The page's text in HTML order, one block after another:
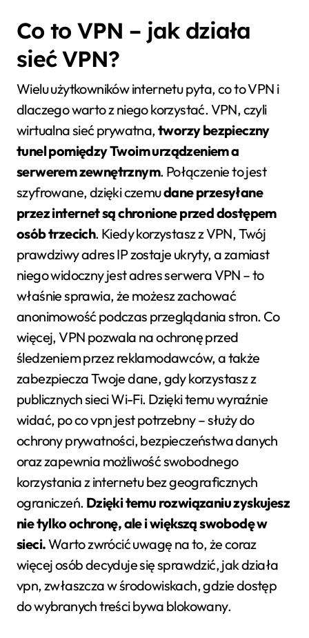
Co to VPN – jak działa
sieć VPN?
Wielu użytkowników internetu pyta, co to VPN i
dlaczego warto z niego korzystać. VPN, czyli
wirtualna sieć prywatna,tworzy bezpieczny
tunel pomiędzy Twoim urządzeniem a
serwerem zewnętrznym. Połączenie to jest
szyfrowane, dzięki czemudane przesyłane
przez internet są chronione przed dostępem
osób trzecich. Kiedy korzystasz z VPN, Twój
prawdziwy adres IP zostaje ukryty, a zamiast
niego widoczny jest adres serwera VPN – to
właśnie sprawia, że możesz zachować
anonimowość podczas przeglądania stron. Co
więcej, VPN pozwala na ochronę przed
śledzeniem przez reklamodawców, a także
zabezpiecza Twoje dane, gdy korzystasz z
publicznych sieci Wi-Fi. Dzięki temu wyraźnie
widać, po co vpn jest potrzebny – służy do
ochrony prywatności, bezpieczeństwa danych
oraz zapewnia możliwość swobodnego
korzystania z internetu bez geograficznych
ograniczeń. Dzięki temu rozwiązaniu zyskujesz
nie tylko ochronę, ale i większą swobodę w
sieci.Warto zwrócić uwagę na to, że coraz
więcej osób decyduje się sprawdzić, jak działa
vpn, zwłaszcza w środowiskach, gdzie dostęp
do wybranych treści bywa blokowany.